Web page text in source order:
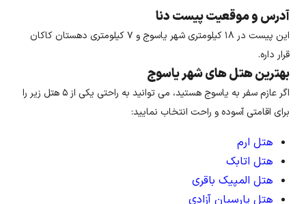
آدرس و موقعیت پیست دنا
این پیست در ۱۸ کیلومتری شهر یاسوج و ۷ کیلومتری دهستان کاکان
قرار داره.
بهترین هتل های شهر یاسوج
اگر عازم سفر به یاسوج هستید، می توانید به راحتی یکی از ۵ هتل زیر را
برای اقامتی آسوده و راحت انتخاب نمایید:
هتل ارم
هتل اتابک
هتل المپیک باقری
هتل پارسیان آزادی